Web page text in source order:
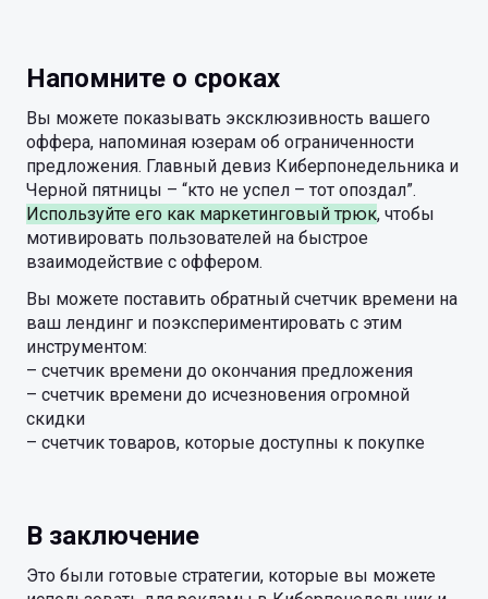
Напомните о сроках
Вы можете показывать эксклюзивность вашего
оффера, напоминая юзерам об ограниченности
предложения. Главный девиз Киберпонедельника и
Черной пятницы – “кто не успел – тот опоздал”.
Используйте его как маркетинговый трюк, чтобы
мотивировать пользователей на быстрое
взаимодействие с оффером.
Вы можете поставить обратный счетчик времени на
ваш лендинг и поэкспериментировать с этим
инструментом:
– счетчик времени до окончания предложения
– счетчик времени до исчезновения огромной
скидки
– счетчик товаров, которые доступны к покупке
В заключение
Это были готовые стратегии, которые вы можете